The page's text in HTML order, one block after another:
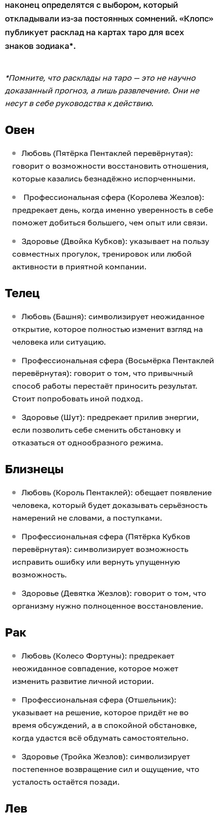
наконец определятся с выбором, который
откладывали из-за постоянных сомнений. «Клопс»
публикует расклад на картах таро для всех
знаков зодиака*.
*Помните, что расклады на таро — это не научно
доказанный прогноз, а лишь развлечение. Они не
несут в себе руководства к действию.
Овен
Любовь (Пятёрка Пентаклей перевёрнутая):
говорит о возможности восстановить отношения,
которые казались безнадёжно испорченными.
Профессиональная сфера (Королева Жезлов):
предрекает день, когда именно уверенность в себе
поможет добиться большего, чем опыт или связи.
Здоровье (Двойка Кубков): указывает на пользу
совместных прогулок, тренировок или любой
активности в приятной компании.
Телец
Любовь (Башня): символизирует неожиданное
открытие, которое полностью изменит взгляд на
человека или ситуацию.
Профессиональная сфера (Восьмёрка Пентаклей
перевёрнутая): говорит о том, что привычный
способ работы перестаёт приносить результат.
Стоит попробовать иной подход.
Здоровье (Шут): предрекает прилив энергии,
если позволить себе сменить обстановку и
отказаться от однообразного режима.
Близнецы
Любовь (Король Пентаклей): обещает появление
человека, который будет доказывать серьёзность
намерений не словами, а поступками.
Профессиональная сфера (Пятёрка Кубков
перевёрнутая): символизирует возможность
исправить ошибку или вернуть упущенную
возможность.
Здоровье (Девятка Жезлов): говорит о том, что
организму нужно полноценное восстановление.
Рак
Любовь (Колесо Фортуны): предрекает
неожиданное совпадение, которое может
изменить развитие личной истории.
Профессиональная сфера (Отшельник):
указывает на решение, которое придёт не во
время обсуждений, а в спокойной обстановке,
когда удастся всё обдумать самостоятельно.
Здоровье (Тройка Жезлов): символизирует
постепенное возвращение сил и ощущение, что
усталость остаётся позади.
Лев